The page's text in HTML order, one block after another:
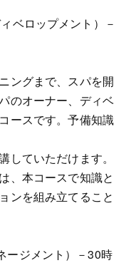
ベロップメント）－
ングまで、スパを開
のオーナー、ディベ
ースです。予備知識
していただけます。
、本コースで知識と
ンを組み立てること
ージメント）－30時